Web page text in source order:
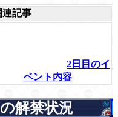
連記事
2日目のイ
ベント内容
解禁状況